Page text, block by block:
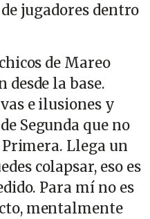
jugadores dentro
de Mareo
desde la base.
e ilusiones y
Segunda que no
Llega un
colapsar, eso es
Para mí no es
mentalmente